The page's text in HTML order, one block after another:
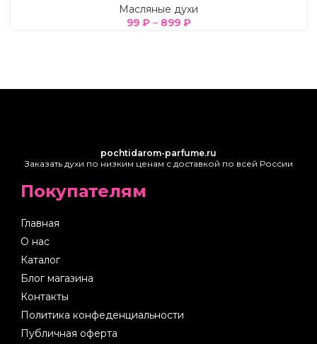
Масляные духи
99 ₽ – 899 ₽
pochtidarom-parfume.ru
Заказать духи по низким ценам с доставкой по всей России
Покупателям
Главная
О нас
Каталог
Блог магазина
Контакты
Политика конфеденциальности
Публичная оферта